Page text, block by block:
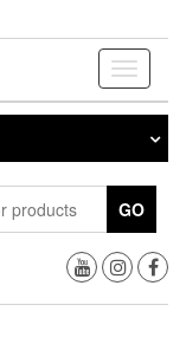
Toggle
GO